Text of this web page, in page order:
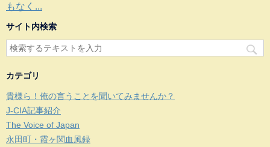
もなく...
サイト内検索
カテゴリ
貴様ら！俺の言うことを聞いてみませんか？
J-CIA記事紹介
The Voice of Japan
永田町・霞ヶ関血風録